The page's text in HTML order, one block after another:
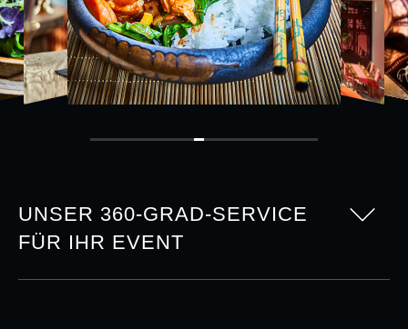
UNSER 360-GRAD-SERVICE
FÜR IHR EVENT